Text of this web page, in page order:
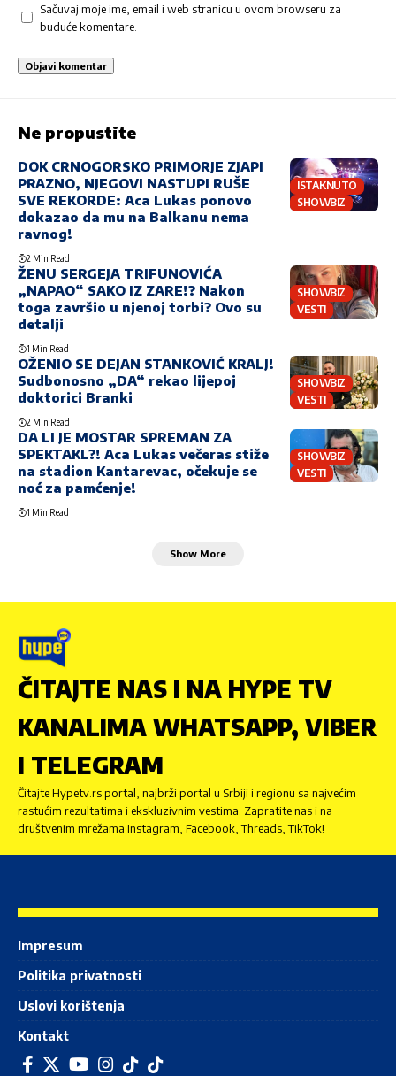
Sačuvaj moje ime, email i web stranicu u ovom browseru za
buduće komentare.
Ne propustite
ISTAKNUTO
SHOWBIZ
DOK CRNOGORSKO PRIMORJE ZJAPI
PRAZNO, NJEGOVI NASTUPI RUŠE
SVE REKORDE: Aca Lukas ponovo
dokazao da mu na Balkanu nema
ravnog!
2 Min Read
SHOWBIZ
VESTI
ŽENU SERGEJA TRIFUNOVIĆA
„NAPAO“ SAKO IZ ZARE!? Nakon
toga završio u njenoj torbi? Ovo su
detalji
1 Min Read
SHOWBIZ
VESTI
OŽENIO SE DEJAN STANKOVIĆ KRALJ!
Sudbonosno „DA“ rekao lijepoj
doktorici Branki
2 Min Read
SHOWBIZ
VESTI
DA LI JE MOSTAR SPREMAN ZA
SPEKTAKL?! Aca Lukas večeras stiže
na stadion Kantarevac, očekuje se
noć za pamćenje!
1 Min Read
Show More
ČITAJTE NAS I NA HYPE TV
KANALIMA WHATSAPP, VIBER
I TELEGRAM
Čitajte Hypetv.rs portal, najbrži portal u Srbiji i regionu sa najvećim
rastućim rezultatima i ekskluzivnim vestima. Zapratite nas i na
društvenim mrežama Instagram, Facebook, Threads, TikTok!
Impresum
Politika privatnosti
Uslovi korištenja
Kontakt